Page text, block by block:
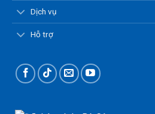
Dịch vụ
Hỗ trợ